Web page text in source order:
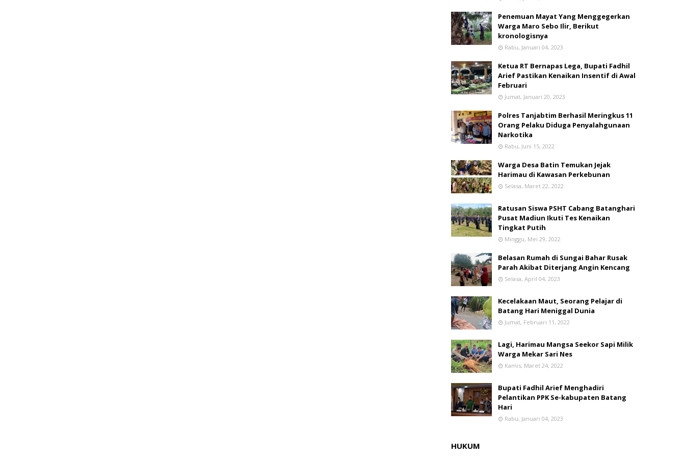
Penemuan Mayat Yang Menggegerkan
Warga Maro Sebo Ilir, Berikut
kronologisnya
Rabu, Januari 04, 2023
Ketua RT Bernapas Lega, Bupati Fadhil
Arief Pastikan Kenaikan Insentif di Awal
Februari
Jumat, Januari 20, 2023
Polres Tanjabtim Berhasil Meringkus 11
Orang Pelaku Diduga Penyalahgunaan
Narkotika
Rabu, Juni 15, 2022
Warga Desa Batin Temukan Jejak
Harimau di Kawasan Perkebunan
Selasa, Maret 22, 2022
Ratusan Siswa PSHT Cabang Batanghari
Pusat Madiun Ikuti Tes Kenaikan
Tingkat Putih
Minggu, Mei 29, 2022
Belasan Rumah di Sungai Bahar Rusak
Parah Akibat Diterjang Angin Kencang
Selasa, April 04, 2023
Kecelakaan Maut, Seorang Pelajar di
Batang Hari Meniggal Dunia
Jumat, Februari 11, 2022
Lagi, Harimau Mangsa Seekor Sapi Milik
Warga Mekar Sari Nes
Kamis, Maret 24, 2022
Bupati Fadhil Arief Menghadiri
Pelantikan PPK Se-kabupaten Batang
Hari
Rabu, Januari 04, 2023
HUKUM